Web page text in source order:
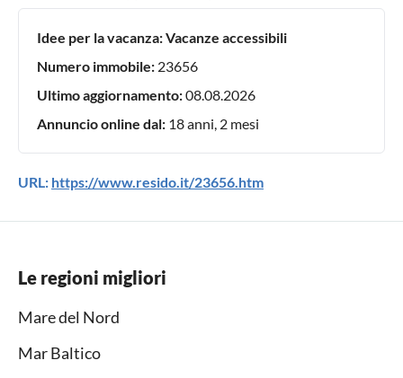
Idee per la vacanza:Vacanze accessibili
Numero immobile: 23656
Ultimo aggiornamento:08.08.2026
Annuncio online dal: 18 anni, 2 mesi
URL: https://www.resido.it/23656.htm
Le regioni migliori
Mare del Nord
Mar Baltico